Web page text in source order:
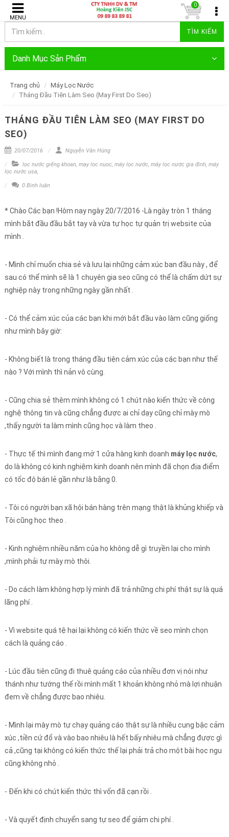
MENU
TÌM KIẾM
0
Danh Mục Sản Phẩm
Trang chủ
Máy Lọc Nước
Tháng Đầu Tiên Làm Seo (May First Do Seo)
THÁNG ĐẦU TIÊN LÀM SEO (MAY FIRST DO
SEO)
20/07/2016 Nguyễn Văn Hùng
lọc nước giếng khoan, may loc nuoc, máy lọc nước, máy lọc nước gia đình, máy
lọc nước usa,
0 Bình luận
* Chào Các bạn !Hôm nay ngày 20/7/2016 -Là ngày tròn 1 tháng
mình bắt đầu đầu bắt tay và vừa tự học tự quản trị website của
mình .
- Mình chỉ muốn chia sẻ và lưu lại những cảm xúc ban đầu này , để
sau có thể mình sẽ là 1 chuyên gia seo cũng có thể là chấm dứt sự
nghiệp này trong những ngày gần nhất .
- Có thể cảm xúc của các bạn khi mới bắt đầu vào làm cũng giống
như mình bây giờ:
- Không biết là trong tháng đầu tiên cảm xúc của các bạn như thế
nào ? Với mình thì nản vô cùng.
- Cũng chia sẻ thêm mình không có 1 chút nào kiến thức về công
nghệ thông tin và cũng chẳng được ai chỉ dạy cũng chỉ mày mò
,thấy người ta làm mình cũng học và làm theo .
- Thực tế thì mình đang mở 1 cửa hàng kinh doanh máy lọc nước,
do là không có kinh nghiệm kinh doanh nên mình đã chọn địa điểm
có tốc độ bán lẻ gần như là bằng 0.
- Tôi có người bạn xã hội bán hàng trên mạng thật là khủng khiếp và
Tôi cũng học theo .
- Kinh nghiệm nhiều năm của họ không dễ gì truyền lại cho mình
,mình phải tự mày mò thôi.
- Do cách làm không hợp lý mình đã trả những chi phí thật sự là quá
lãng phí .
- Vì website quá tệ hại lại không có kiến thức về seo mình chọn
cách là quảng cáo .
- Lúc đầu tiên cũng đi thuê quảng cáo của nhiều đơn vị nói như
thánh như tướng thế rồi mình mất 1 khoản không nhỏ mà lợi nhuận
đem về chẳng được bao nhiêu.
- Mình lại mày mò tự chạy quảng cáo thật sự là nhiều cung bậc cảm
xúc ,tiền cứ đổ và vào bao nhiêu là hết bấy nhiêu mà chẳng được gì
cả ,cũng tại không có kiến thức thế lại phải trả cho một bài học ngu
cũng không nhỏ .
- Đến khi có chút kiến thức thì vốn đã cạn rồi .
- Và quyết định chuyển sang tự seo để giảm chi phí .